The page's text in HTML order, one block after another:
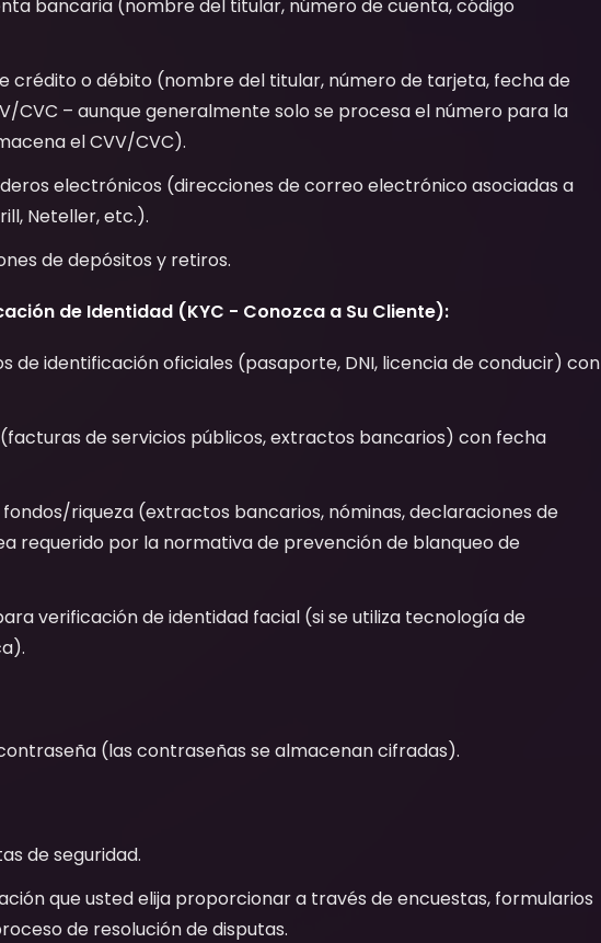
bancaria (nombre del titular, número de cuenta, código
crédito o débito (nombre del titular, número de tarjeta, fecha de
CVC – aunque generalmente solo se procesa el número para la
el CVV/CVC).
electrónicos (direcciones de correo electrónico asociadas a
Neteller, etc.).
de depósitos y retiros.
de Identidad (KYC - Conozca a Su Cliente):
de identificación oficiales (pasaporte, DNI, licencia de conducir) con
de servicios públicos, extractos bancarios) con fecha
riqueza (extractos bancarios, nóminas, declaraciones de
requerido por la normativa de prevención de blanqueo de
verificación de identidad facial (si se utiliza tecnología de
(las contraseñas se almacenan cifradas).
de seguridad.
que usted elija proporcionar a través de encuestas, formularios
de resolución de disputas.